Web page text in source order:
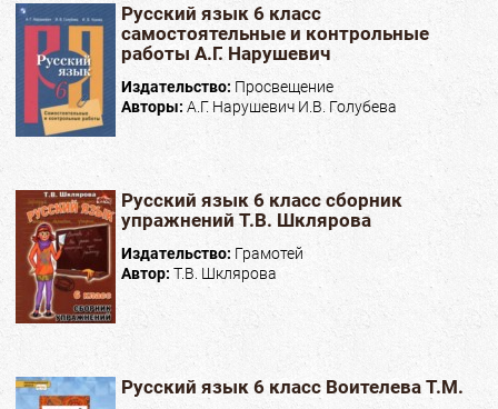
Русский язык 6 класс
самостоятельные и контрольные
работы А.Г. Нарушевич
Издательство: Просвещение
Авторы: А.Г. Нарушевич И.В. Голубева
Русский язык 6 класс сборник
упражнений Т.В. Шклярова
Издательство: Грамотей
Автор: Т.В. Шклярова
Русский язык 6 класс Воителева Т.М.